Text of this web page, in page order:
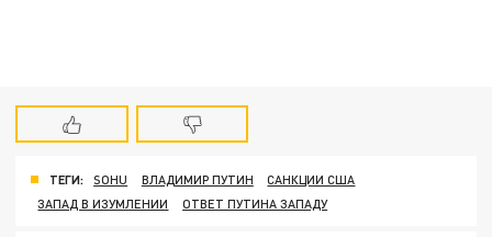
ТЕГИ: SOHU ВЛАДИМИР ПУТИН
САНКЦИИ США
ЗАПАД В ИЗУМЛЕНИИ
ОТВЕТ ПУТИНА ЗАПАДУ